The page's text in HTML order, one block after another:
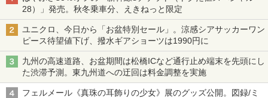
28）」発売。秋冬乗車分、えきねっと限定
ユニクロ、今日から「お盆特別セール」。涼感シアサッカーワン
ピース待望値下げ、撥水ギアショーツは1990円に
九州の高速道路、お盆期間は松橋ICなど通行止め端末を先頭にし
た渋滞予測。東九州道への迂回は料金調整を実施
フェルメール《真珠の耳飾りの少女》展のグッズ公開。図録/ミ